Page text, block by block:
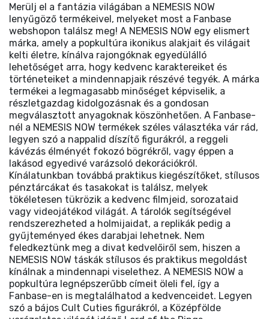
Merülj el a fantázia világában a NEMESIS NOW
lenyűgöző termékeivel, melyeket most a Fanbase
webshopon találsz meg! A NEMESIS NOW egy elismert
márka, amely a popkultúra ikonikus alakjait és világait
kelti életre, kínálva rajongóknak egyedülálló
lehetőséget arra, hogy kedvenc karaktereiket és
történeteiket a mindennapjaik részévé tegyék. A márka
termékei a legmagasabb minőséget képviselik, a
részletgazdag kidolgozásnak és a gondosan
megválasztott anyagoknak köszönhetően. A Fanbase-
nél a NEMESIS NOW termékek széles választéka vár rád,
legyen szó a nappalid díszítő figurákról, a reggeli
kávézás élményét fokozó bögrékről, vagy éppen a
lakásod egyedivé varázsoló dekorációkról.
Kínálatunkban továbbá praktikus kiegészítőket, stílusos
pénztárcákat és tasakokat is találsz, melyek
tökéletesen tükrözik a kedvenc filmjeid, sorozataid
vagy videojátékod világát. A tárolók segítségével
rendszerezheted a holmijaidat, a replikák pedig a
gyűjteményed ékes darabjai lehetnek. Nem
feledkeztünk meg a divat kedvelőiről sem, hiszen a
NEMESIS NOW táskák stílusos és praktikus megoldást
kínálnak a mindennapi viselethez. A NEMESIS NOW a
popkultúra legnépszerűbb címeit öleli fel, így a
Fanbase-en is megtalálhatod a kedvenceidet. Legyen
szó a bájos Cult Cuties figurákról, a Középfölde